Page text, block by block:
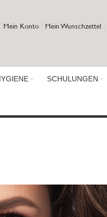
Mein Konto Mein Wunschzettel
SCHULUNGEN